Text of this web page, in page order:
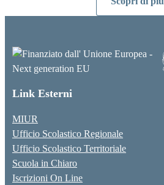
Link Esterni
MIUR
Ufficio Scolastico Regionale
Ufficio Scolastico Territoriale
Scuola in Chiaro
Iscrizioni On Line